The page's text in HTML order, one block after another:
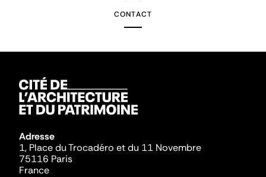
CONTACT
Adresse
1, Place du Trocadéro et du 11 Novembre
75116 Paris
France